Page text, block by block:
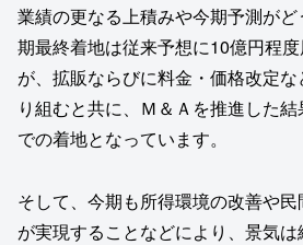
業績の更なる上積みや今期予測が
期最終着地は従来予想に10億円程
が、拡販ならびに料金・価格改定
り組むと共に、Ｍ＆Ａを推進した
での着地となっています。
そして、今期も所得環境の改善や
が実現することなどにより、景気